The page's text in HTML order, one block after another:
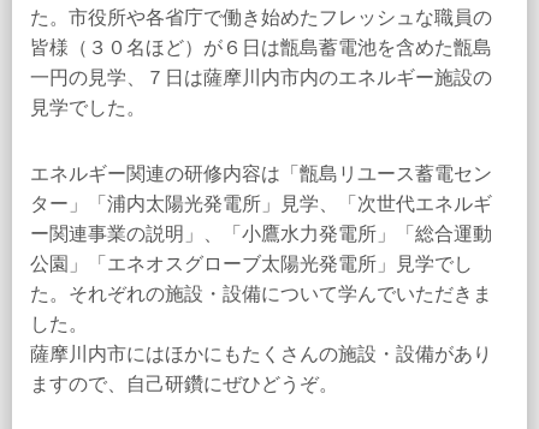
た。市役所や各省庁で働き始めたフレッシュな職員の
皆様（３０名ほど）が６日は甑島蓄電池を含めた甑島
一円の見学、７日は薩摩川内市内のエネルギー施設の
見学でした。
エネルギー関連の研修内容は「甑島リユース蓄電セン
ター」「浦内太陽光発電所」見学、「次世代エネルギ
ー関連事業の説明」、「小鷹水力発電所」「総合運動
公園」「エネオスグローブ太陽光発電所」見学でし
た。それぞれの施設・設備について学んでいただきま
した。
薩摩川内市にはほかにもたくさんの施設・設備があり
ますので、自己研鑽にぜひどうぞ。